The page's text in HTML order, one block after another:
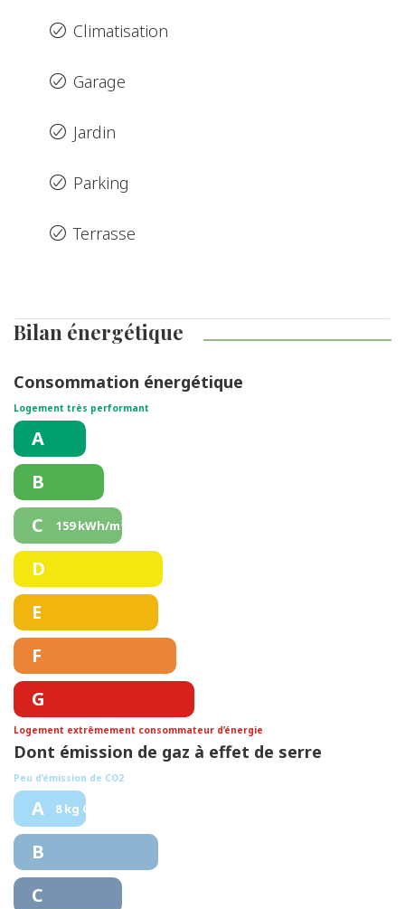
Climatisation
Garage
Jardin
Parking
Terrasse
Bilan énergétique
Consommation énergétique
Logement très performant
A
B
C
159 kWh/m².an
D
E
F
G
Logement extrêmement consommateur d’énergie
Dont émission de gaz à effet de serre
Peu d’émission de CO2
A 8 kg CO/m².an
B
C